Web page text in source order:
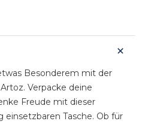
Besonderem mit der
Verpacke deine
Freude mit dieser
Tasche. Ob für